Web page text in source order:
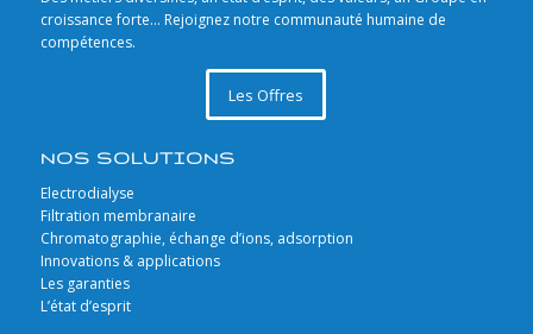
croissance forte… Rejoignez notre communauté humaine de
compétences.
Les Offres
NOS SOLUTIONS
Electrodialyse
Filtration membranaire
Chromatographie, échange d’ions, adsorption
Innovations & applications
Les garanties
L’état d’esprit